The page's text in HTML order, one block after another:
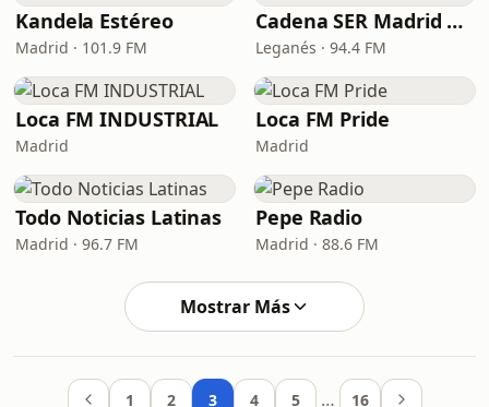
Kandela Estéreo
Madrid · 101.9 FM
Cadena SER Madrid Sur
Leganés · 94.4 FM
Loca FM INDUSTRIAL
Madrid
Loca FM Pride
Madrid
Todo Noticias Latinas
Madrid · 96.7 FM
Pepe Radio
Madrid · 88.6 FM
Mostrar Más
1 2 3 4 5 … 16